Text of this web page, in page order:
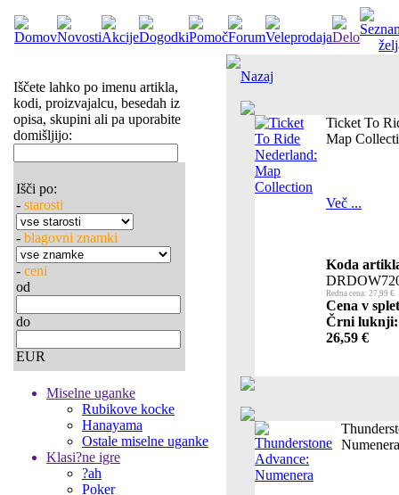
Iščete lahko po imenu artikla,
kodi, proizvajalcu, besedah iz
opisa, skupini ali pa uporabite
domišljijo:
Išči po:
- starosti
- blagovni znamki
- ceni
od
do
EUR
Miselne uganke
Rubikove kocke
Hanayama
Ostale miselne uganke
Klasi?ne igre
?ah
Poker
Nazaj
Ticket To
Map
Več ...
Koda
Redna cena: 27,99 €
Cena v
Črni luknji:
26,59 €
Numenera